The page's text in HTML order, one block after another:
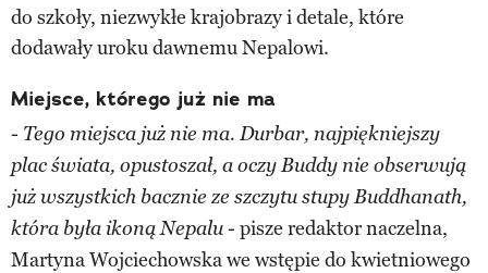
do szkoły, niezwykłe krajobrazy i detale, które
dodawały uroku dawnemu Nepalowi.
Miejsce, którego już nie ma
- Tego miejsca już nie ma. Durbar, najpiękniejszy
plac świata, opustoszał, a oczy Buddy nie obserwują
już wszystkich bacznie ze szczytu stupy Buddhanath,
która była ikoną Nepalu- pisze redaktor naczelna,
Martyna Wojciechowska we wstępie do kwietniowego